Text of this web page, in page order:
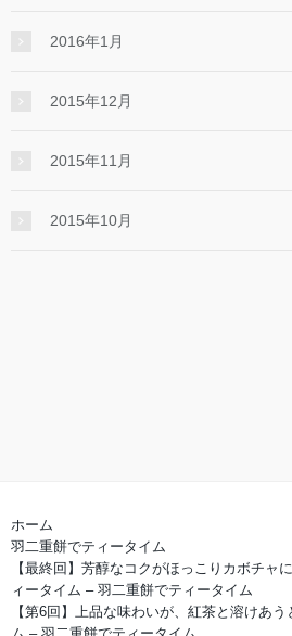
2016年1月
2015年12月
2015年11月
2015年10月
ホーム
羽二重餅でティータイム
【最終回】芳醇なコクがほっこりカボチャ
ィータイム – 羽二重餅でティータイム
【第6回】上品な味わいが、紅茶と溶けあ